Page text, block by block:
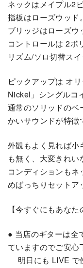
ネックはメイプル2ピ
指板はローズウッド。
ブリッジはローズウ
コントロールは 2ボ
リズム/ソロ切替スイ
ピックアップは オ
Nickel」シングルコ
通常のソリッドのベ
かいサウンドが特徴
外観もよく見れば小
も無く、大変きれい
コンディションも
めばっちりセットア
【今すぐにもあな
● 当店のギターは全
ていますのでご安心
明日にも LIVE で